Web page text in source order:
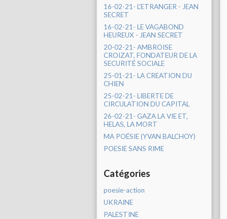
16-02-21- L'ETRANGER - JEAN
SECRET
16-02-21- LE VAGABOND
HEUREUX - JEAN SECRET
20-02-21- AMBROISE
CROIZAT, FONDATEUR DE LA
SECURITÉ SOCIALE
25-01-21- LA CREATION DU
CHIEN
25-02-21- LIBERTE DE
CIRCULATION DU CAPITAL
26-02-21- GAZA LA VIE ET,
HELAS, LA MORT
MA POÉSIE (YVAN BALCHOY)
POESIE SANS RIME
Catégories
poesie-action
UKRAINE
PALESTINE